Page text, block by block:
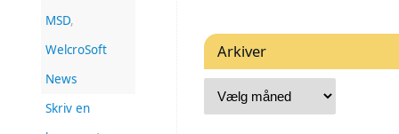
MSD,
WelcroSoft
News
Skriv en
Arkiver